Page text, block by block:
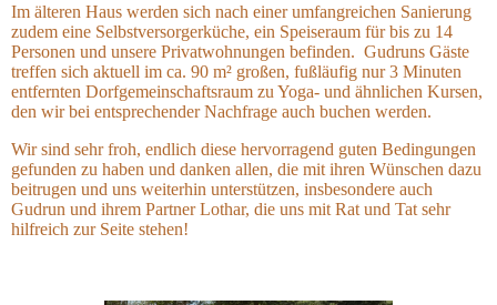
Im älteren Haus werden sich nach einer umfangreichen Sanierung
zudem eine Selbstversorgerküche, ein Speiseraum für bis zu 14
Personen und unsere Privatwohnungen befinden. Gudruns Gäste
treffen sich aktuell im ca. 90 m² großen, fußläufig nur 3 Minuten
entfernten Dorfgemeinschaftsraum zu Yoga- und ähnlichen Kursen,
den wir bei entsprechender Nachfrage auch buchen werden.
Wir sind sehr froh, endlich diese hervorragend guten Bedingungen
gefunden zu haben und danken allen, die mit ihren Wünschen dazu
beitrugen und uns weiterhin unterstützen, insbesondere auch
Gudrun und ihrem Partner Lothar, die uns mit Rat und Tat sehr
hilfreich zur Seite stehen!